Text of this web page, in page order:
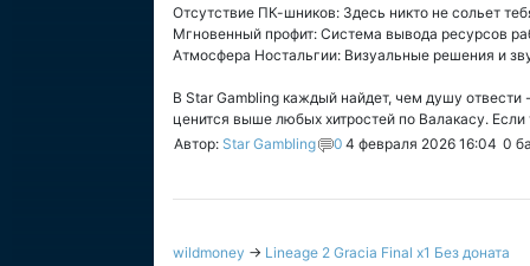
Отсутствие ПК-шников: Здесь никто не сольет
Мгновенный профит: Система вывода ресурсов
Атмосфера Ностальгии: Визуальные решения и
В Star Gambling каждый найдет, чем душу отвести
ценится выше любых хитростей по Валакасу.
Автор: Star Gambling 0 4 февраля 2026 16:04 0
wildmoney → Lineage 2 Gracia Final x1 Без доната